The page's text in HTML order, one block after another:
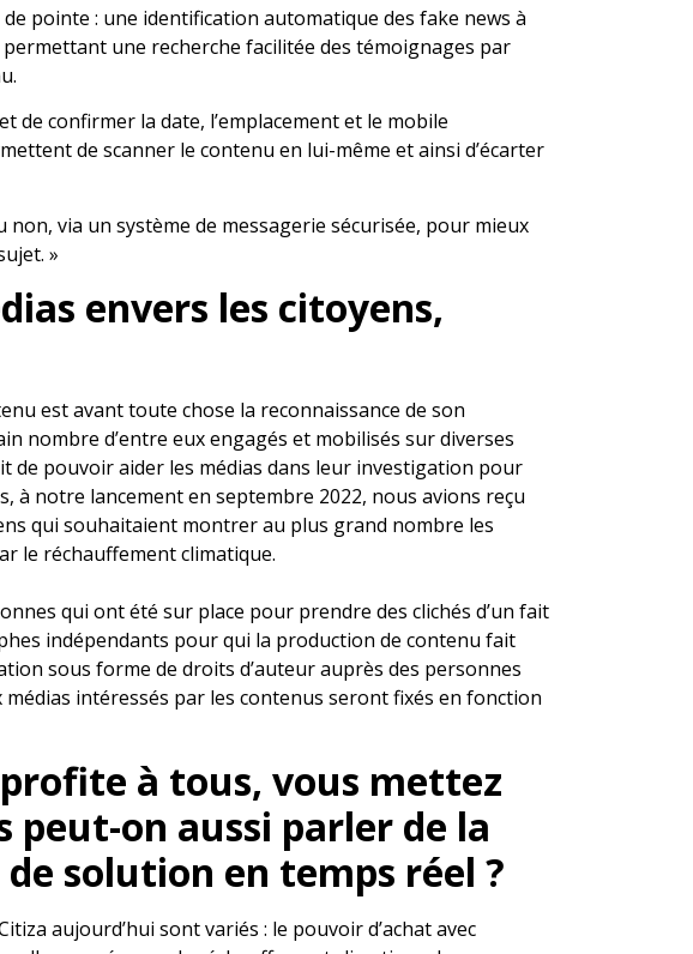
pointe : une identification automatique des fake news à
une recherche facilitée des témoignages par
confirmer la date, l’emplacement et le mobile
de scanner le contenu en lui-même et ainsi d’écarter
via un système de messagerie sécurisée, pour mieux
»
envers les citoyens,
est avant toute chose la reconnaissance de son
nombre d’entre eux engagés et mobilisés sur diverses
de pouvoir aider les médias dans leur investigation pour
à notre lancement en septembre 2022, nous avions reçu
qui souhaitaient montrer au plus grand nombre les
le réchauffement climatique.
qui ont été sur place pour prendre des clichés d’un fait
indépendants pour qui la production de contenu fait
sous forme de droits d’auteur auprès des personnes
intéressés par les contenus seront fixés en fonction
à tous, vous mettez
on aussi parler de la
solution en temps réel ?
aujourd’hui sont variés : le pouvoir d’achat avec